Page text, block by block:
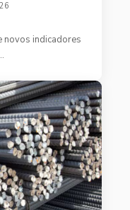
novos indicadores